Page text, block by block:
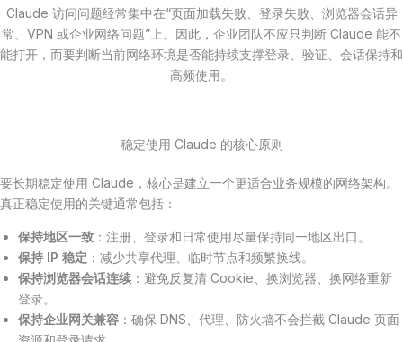
Claude 访问问题经常集中在“页面加载失败、登录失败、浏览器会话异
常、VPN 或企业网络问题”上。因此，企业团队不应只判断 Claude 能不
能打开，而要判断当前网络环境是否能持续支撑登录、验证、会话保持和
高频使用。
稳定使用 Claude 的核心原则
要长期稳定使用 Claude，核心是建立一个更适合业务规模的网络架构。
真正稳定使用的关键通常包括：
保持地区一致 ：注册、登录和日常使用尽量保持同一地区出口。
保持 IP 稳定 ：减少共享代理、临时节点和频繁换线。
保持浏览器会话连续 ：避免反复清 Cookie、换浏览器、换网络重新
登录。
保持企业网关兼容 ：确保 DNS、代理、防火墙不会拦截 Claude 页面